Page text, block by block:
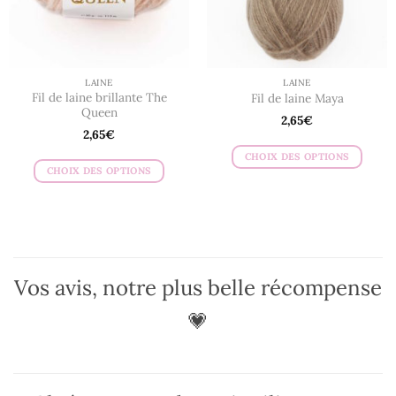
sur
produit
sur
la
page
produit
LAINE
Fil de laine brillante The
Queen
2,65€
CHOIX DES OPTIONS
Les
LAINE
Fil de laine Maya
2,65€
CHOIX DES OPTIONS
options
peuvent
Vos avis, notre plus belle récompense
💗